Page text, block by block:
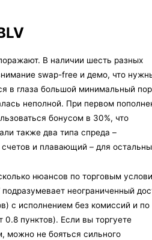
В наличии шесть разных
swap-free и демо, что
в глаза большой минимальный
неполной. При первом
бонусом в 30%, что
также два типа спреда –
и плавающий – для
нюансов по торговым
неограниченный
с исполнением без комиссий и по
пунктов). Если вы торгуете
можно не бояться сильного